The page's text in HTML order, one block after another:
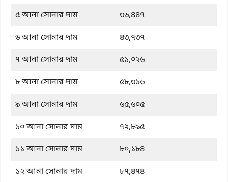
৫ আনা সোনার দাম
৩৬,৪৪৭
৬ আনা সোনার দাম
৪৩,৭৩৭
৭ আনা সোনার দাম
৫১,০২৬
৮ আনা সোনার দাম
৫৮,৩১৬
৯ আনা সোনার দাম
৬৫,৬০৫
১০ আনা সোনার দাম
৭২,৮৯৫
১১ আনা সোনার দাম
৮০,১৮৪
১২ আনা সোনার দাম
৮৭,৪৭৪